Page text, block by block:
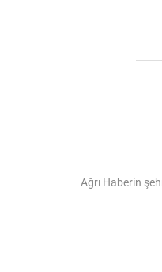
Ağrı Haberin